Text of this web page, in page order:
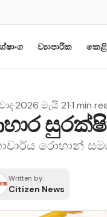
ව්‍යාපාරික
·2026 මැයි 21·1 min
රොහාන්
Written by:
Citizen News